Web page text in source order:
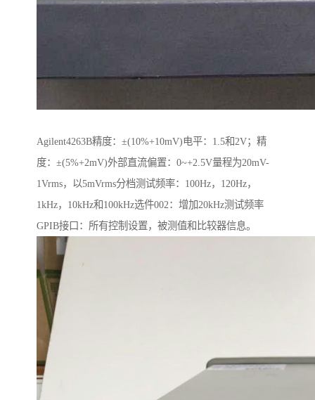
Agilent4263B精度：±(10%+10mV)电平：1.5和2V；精
度：±(5%+2mV)外部直流偏置：0~+2.5V量程为20mV-
1Vrms，以5mVrms分档测试频率：100Hz，120Hz，
1kHz，10kHz和100kHz选件002：增加20kHz测试频率
GPIB接口：所有控制设置，被测值和比较器信息。